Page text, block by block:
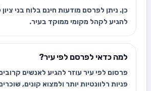
כן. ניתן לפרסם מודעות חינם בלוח בני
להגיע לקהל מקומי ממוקד בעיר.
למה כדאי לפרסם לפי עיר?
פרסום לפי עיר עוזר להגיע לאנשים
פניות רלוונטיות יותר ולמצוא קונים,